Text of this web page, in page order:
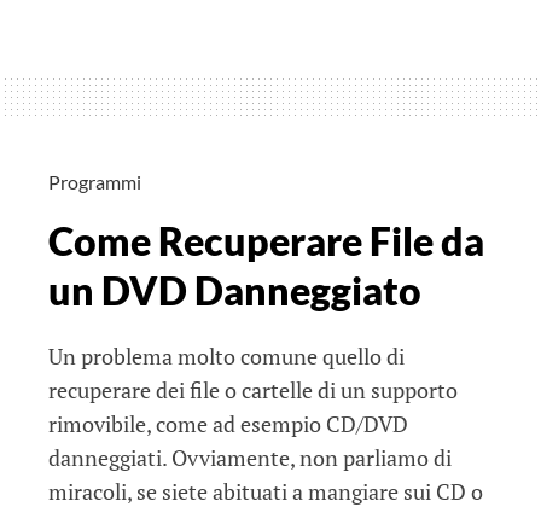
Programmi
Come Recuperare File da
un DVD Danneggiato
Un problema molto comune quello di
recuperare dei file o cartelle di un supporto
rimovibile, come ad esempio CD/DVD
danneggiati. Ovviamente, non parliamo di
miracoli, se siete abituati a mangiare sui CD o